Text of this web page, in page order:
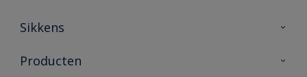
Sikkens
Over Sikkens
Producten